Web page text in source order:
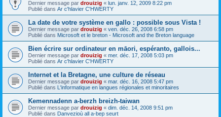
Dernier message par drouizig « lun. janv. 12, 2009 8:22 pm
Publié dans Ar c'hlavier C'HWERTY
La date de votre système en gallo : possible sous Vista !
Dernier message par drouizig « ven. déc. 26, 2008 6:58 pm
Publié dans Microsoft et le breton - Microsoft and the Breton language
Bien écrire sur ordinateur en māori, espéranto, gallois...
Dernier message par drouizig « mer. déc. 17, 2008 5:03 pm
Publié dans Ar c'hlavier C'HWERTY
Internet et la Bretagne, une culture de réseau
Dernier message par drouizig « mar. déc. 16, 2008 5:47 pm
Publié dans L'informatique en langues régionales et minoritaires
Kemennadenn a-berzh breizh-taiwan
Dernier message par drouizig « dim. déc. 14, 2008 9:51 pm
Publié dans Danvezioù all a-bep seurt